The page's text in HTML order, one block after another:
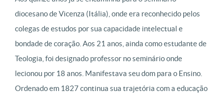
diocesano de Vicenza (Itália), onde era reconhecido pelos
colegas de estudos por sua capacidade intelectual e
bondade de coração. Aos 21 anos, ainda como estudante de
Teologia, foi designado professor no seminário onde
lecionou por 18 anos. Manifestava seu dom para o Ensino.
Ordenado em 1827 continua sua trajetória com a educação